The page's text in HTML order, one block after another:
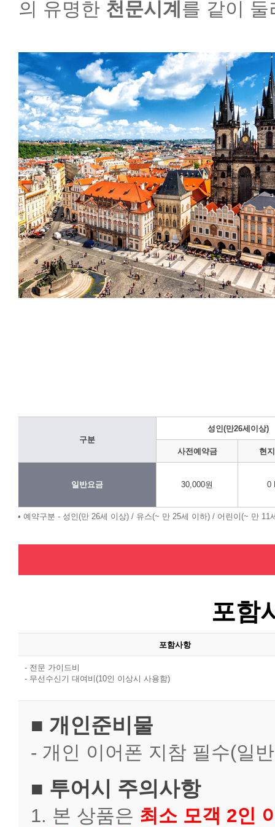
의 유명한 천문시계 를 같이
구분
성인(만26세이상)
사전예약금 현
일반요금 30,000원 0
• 예약구분 - 성인(만 26세 이상) / 유스(~ 만 25세 이하) / 어린이(~ 만 11
포함
포함사항
- 전문 가이드비
- 무선수신기 대여비(10인 이상시 사용함)
개인준비물
- 개인 이어폰 지참 필수(일
투어시 주의사항
1. 본 상품은 최소 모객 2인